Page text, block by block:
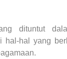
dituntut
hal-hal yang